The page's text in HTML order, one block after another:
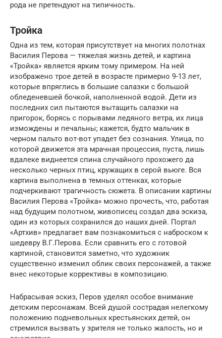
рода не претендуют на типичность.
Тройка
Одна из тем, которая присутствует на многих полотнах
Василия Перова — тяжелая жизнь детей, и картина
«Тройка» является ярким тому примером. На ней
изображено трое детей в возрасте примерно 9-13 лет,
которые впряглись в большие салазки с большой
обледеневшей бочкой, наполненной водой. Дети из
последних сил пытаются вытащить салазки на
пригорок, борясь с порывами ледяного ветра, их лица
измождены и печальны; кажется, будто мальчик в
черном пальто вот-вот упадет без сознания. Улица, по
которой движется эта мрачная процессия, пуста, лишь
вдалеке виднеется спина случайного прохожего да
несколько черных птиц, кружащих в серой вьюге. Вся
картина выполнена в темных оттенках, которые
подчеркивают трагичность сюжета. В описании картины
Василия Перова «Тройка» можно прочесть, что, работая
над будущим полотном, живописец создал два эскиза,
один из которых сохранился до наших дней. Портал
«Артхив» предлагает вам познакомиться с наброском к
шедевру В.Г.Перова. Если сравнить его с готовой
картиной, становится заметно, что художник
существенно изменил облик своих персонажей, а также
внес некоторые коррективы в композицию.
Набрасывая эскиз, Перов уделял особое внимание
детским персонажам. Всей душой сострадая нелегкому
положению подневольных крестьянских детей, он
стремился вызвать у зрителя не только жалость, но и